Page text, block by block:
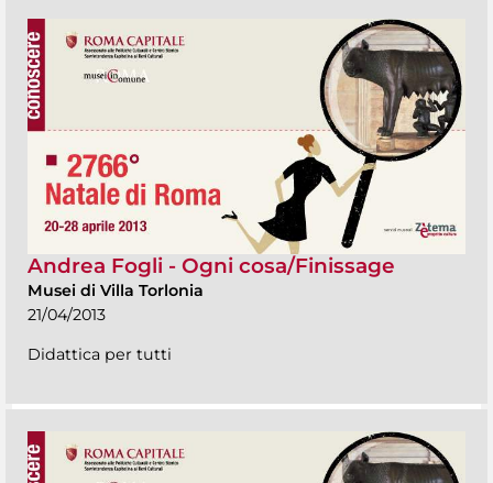
Andrea Fogli - Ogni cosa/Finissage
Musei di Villa Torlonia
21/04/2013
Didattica per tutti